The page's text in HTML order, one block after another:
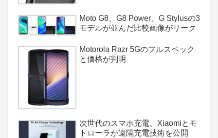
Moto G8、G8 Power、G Stylusの3
モデルが並んだ比較画像がリーク
Motorola Razr 5Gのフルスペック
と価格が判明
次世代のスマホ充電、Xiaomiとモ
トローラが遠隔充電技術を公開